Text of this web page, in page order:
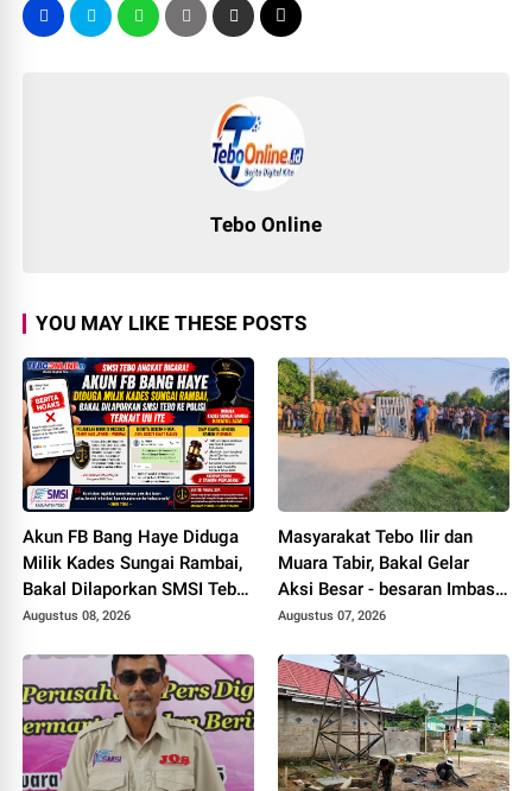
Tebo Online
YOU MAY LIKE THESE POSTS
Akun FB Bang Haye Diduga
Milik Kades Sungai Rambai,
Bakal Dilaporkan SMSI Tebo
ke Polisi Terkait UU ITE
Augustus 08, 2026
Masyarakat Tebo Ilir dan
Muara Tabir, Bakal Gelar
Aksi Besar - besaran Imbas
Jalan Simpang Betung -
2027
Augustus 07, 2026